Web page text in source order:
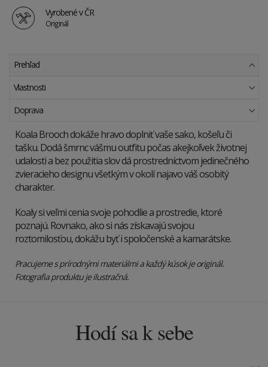
Vyrobené v ČR
Originál
Prehľad
Vlastnosti
Doprava
Koala Brooch dokáže hravo doplniť vaše sako, košeľu či
tašku. Dodá šmrnc vášmu outfitu počas akejkoľvek životnej
udalosti a bez použitia slov dá prostredníctvom jedinečného
zvieracieho designu všetkým v okolí najavo váš osobitý
charakter.
Koaly si veľmi cenia svoje pohodlie a prostredie, ktoré
poznajú. Rovnako, ako si nás získavajú svojou
roztomilosťou, dokážu byť i spoločenské a kamarátske.
Pracujeme s prírodnými materiálmi a každý kúsok je originál.
Fotografia produktu je ilustračná.
Hodí sa k sebe